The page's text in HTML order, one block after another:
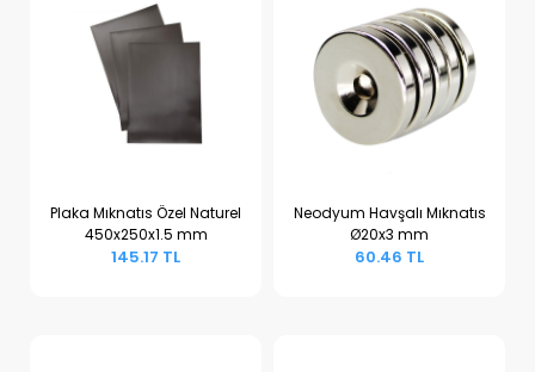
Sepete Ekle
Plaka Mıknatıs Özel Naturel
450x250x1.5 mm
145.17 TL
Sepete Ekle
Neodyum Havşalı Mıknatıs
Ø20x3 mm
60.46 TL